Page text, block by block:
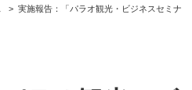
> 実施報告：「パラオ観光・ビジネスセミナ